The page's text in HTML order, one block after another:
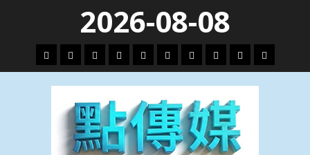
content
2026-08-08
頭
條
財
經
地
方.
會
文
教.
技
專
題
娛
樂
劇
政
治
國
際
運
動
生
活